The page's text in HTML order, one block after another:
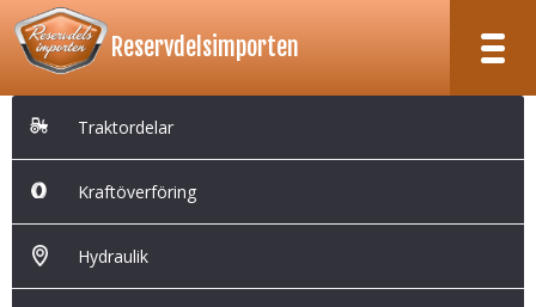
RESERVDELSIMPORTEN
TILL KASSAN
Hydraulik
Belysning
Reservdelsimporten
Traktordelar
Kraftöverföring
Hydraulik